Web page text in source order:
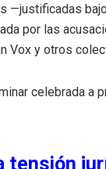
—justificadas
por las
Vox y otros
celebrada a
tensión